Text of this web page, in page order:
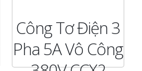
Công Tơ Điện 3
Pha 5A Vô Công